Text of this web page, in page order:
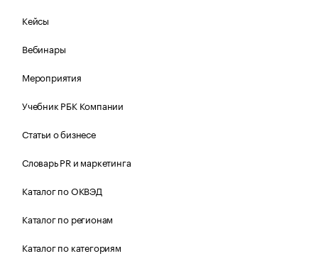
Кейсы
Вебинары
Мероприятия
Учебник РБК Компании
Статьи о бизнесе
Словарь PR и маркетинга
Каталог по ОКВЭД
Каталог по регионам
Каталог по категориям